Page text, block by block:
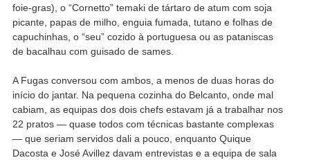
foie-gras), o “Cornetto” temaki de tártaro de atum com soja
picante, papas de milho, enguia fumada, tutano e folhas de
capuchinhas, o “seu” cozido à portuguesa ou as pataniscas
de bacalhau com guisado de sames.
A Fugas conversou com ambos, a menos de duas horas do
início do jantar. Na pequena cozinha do Belcanto, onde mal
cabiam, as equipas dos dois chefs estavam já a trabalhar nos
22 pratos — quase todos com técnicas bastante complexas
— que seriam servidos dali a pouco, enquanto Quique
Dacosta e José Avillez davam entrevistas e a equipa de sala